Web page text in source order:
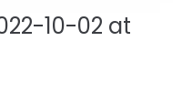
10-02 at